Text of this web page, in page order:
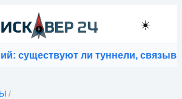
☀️
ли туннели, связывающие
/